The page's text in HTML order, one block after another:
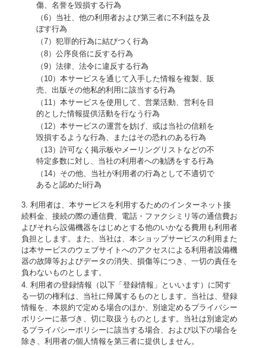
傷、名誉を毀損する行為
（6）当社、他の利用者および第三者に不利益を及
ぼす行為
（7）犯罪的行為に結びつく行為
（8）公序良俗に反する行為
（9）法律、法令に違反する行為
（10）本サービスを通じて入手した情報を複製、販
売、出版その他私的利用に該当する行為
（11）本サービスを使用して、営業活動、営利を目
的とした情報提供活動を行なう行為
（12）本サービスの運営を妨げ、或は当社の信頼を
毀損するような行為、またはその恐れのある行為
（13）許可なく掲示板やメーリングリストなどの不
特定多数に対し、当社の利用者への勧誘をする行為
（14）その他、当社が利用者の行為として不適切で
あると認めたli行為
3. 利用者は、本サービスを利用するためのインターネット接
続料金、接続の際の通信費、電話・ファクシミリ等の通信費お
よびそれら設備機器をはじめとする他のいかなる費用も利用者
負担とします。また、当社は、本ショップサービスの利用また
は本サービスのウェブサイトへのアクセスによる利用者設備機
器の故障等およびデータの消失、損傷等につき、一切の責任を
負わないものとします。
4. 利用者の登録情報（以下「登録情報」といいます）に関す
る一切の権利は、当社に帰属するものとします。当社は、登録
情報を、本規約で定める場合のほか、別途定めるプライバシー
ポリシーに基づき、切に取扱うものとします。当社は別途定め
るプライバシーポリシーに該当する場合、および以下の場合を
除き、利用者の個人情報を第三者に提供しません。